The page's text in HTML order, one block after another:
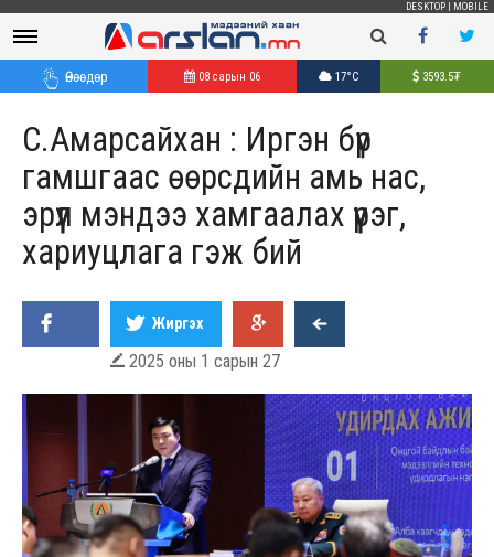
DESKTOP MOBILE
Өнөөдөр 08 сарын 06 17°C 3593.5₮
С.Амарсайхан : Иргэн бүр
гамшгаас өөрсдийн амь нас,
эрүүл мэндээ хамгаалах үүрэг,
хариуцлага гэж бий
Жиргэх
 2025 оны 1 сарын 27